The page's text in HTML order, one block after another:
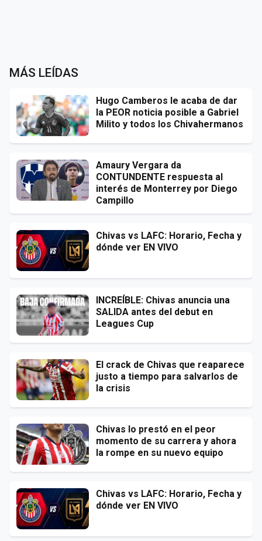
MÁS LEÍDAS
Hugo Camberos le acaba de dar
la PEOR noticia posible a Gabriel
Milito y todos los Chivahermanos
Amaury Vergara da
CONTUNDENTE respuesta al
interés de Monterrey por Diego
Campillo
Chivas vs LAFC: Horario, Fecha y
dónde ver EN VIVO
INCREÍBLE: Chivas anuncia una
SALIDA antes del debut en
Leagues Cup
El crack de Chivas que reaparece
justo a tiempo para salvarlos de
la crisis
Chivas lo prestó en el peor
momento de su carrera y ahora
la rompe en su nuevo equipo
Chivas vs LAFC: Horario, Fecha y
dónde ver EN VIVO